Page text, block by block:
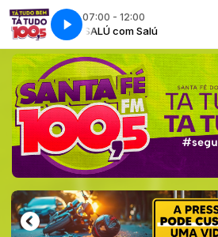
07:00 - 12:00
SALÚ com Salú